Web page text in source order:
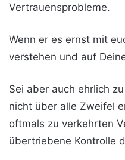
Vertrauensprobleme.
Wenn er es ernst mit
verstehen und auf
Sei aber auch ehrlich
nicht über alle Zweifel
oftmals zu verkehrten
übertriebene Kontrolle